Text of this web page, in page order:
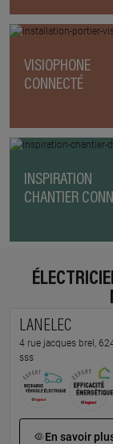
VISIOPHONE
CONNECTÉ
INSPIRATION
CHANTIER
LANELEC
4 rue jacques brel,
sss
En savoir